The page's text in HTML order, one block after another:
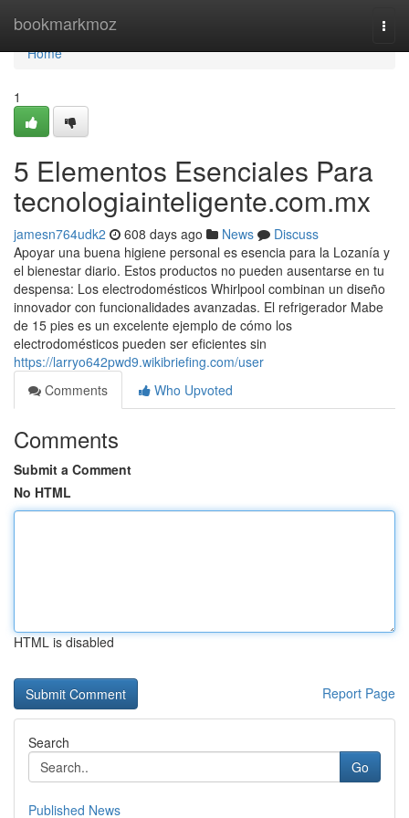
bookmarkmoz
Home
Home
1
5 Elementos Esenciales Para
tecnologiainteligente.com.mx
jamesn764udk2 608 days ago News
Discuss
Apoyar una buena higiene personal es esencia para la Lozanía y
el bienestar diario. Estos productos no pueden ausentarse en tu
despensa: Los electrodomésticos Whirlpool combinan un diseño
innovador con funcionalidades avanzadas. El refrigerador Mabe
de 15 pies es un excelente ejemplo de cómo los
electrodomésticos pueden ser eficientes sin
https://larryo642pwd9.wikibriefing.com/user
Comments
Who Upvoted
Comments
Submit a Comment
No HTML
HTML is disabled
Report Page
Search
Go
Published News